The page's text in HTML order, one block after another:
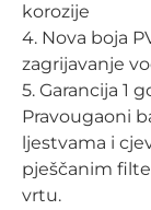
korozije
4. Nova boja
zagrijavanje
5. Garancija 1
Pravougaoni
ljestvama i
pješčanim
vrtu.